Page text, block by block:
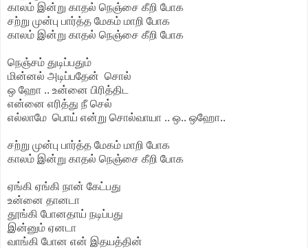
காலம் இன்று காதல் நெஞ்சை கீறி போக
சற்று முன்பு பார்த்த மேகம் மாறி போக
காலம் இன்று காதல் நெஞ்சை கீறி போக
நெஞ்சம் துடிப்பதும்
மின்னல் அடிப்பதேன் சொல்
ஒ ஹோ .. உன்னை பிரித்திட
என்னை எரித்து நீ செல்
எல்லாமே பொய் என்று சொல்வாயா .. ஒ.. ஒஹோ..
சற்று முன்பு பார்த்த மேகம் மாறி போக
காலம் இன்று காதல் நெஞ்சை கீறி போக
ஏங்கி ஏங்கி நான் கேட்பது
உன்னை தானடா
தூங்கி போனதாய் நடிப்பது
இன்னும் ஏனடா
வாங்கி போன என் இதயத்தின்